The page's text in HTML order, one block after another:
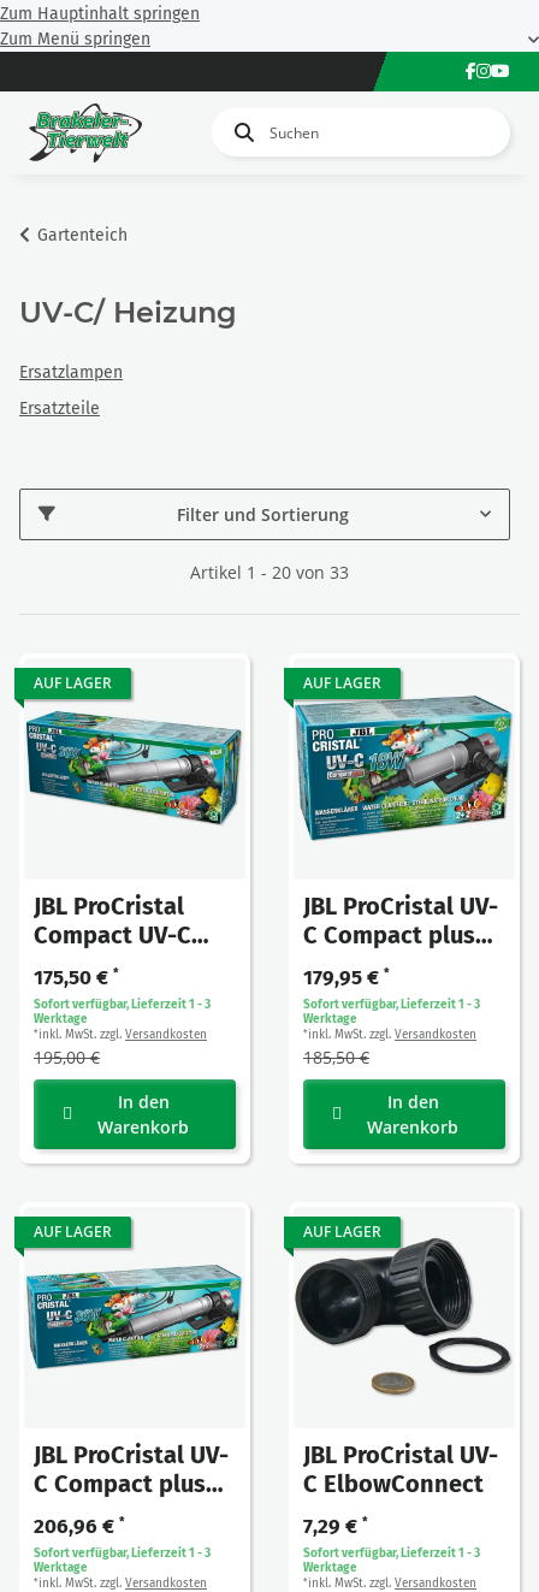
Zum Hauptinhalt springen
Zum Menü springen
Gartenteich
UV-C/ Heizung
Ersatzlampen
Ersatzteile
Filter und Sortierung
Artikel 1 - 20 von 33
AUF LAGER
JBL ProCristal
Compact UV-C
175,50 € *
Sofort verfügbar, Lieferzeit 1 - 3
Werktage
*inkl. MwSt. zzgl. Versandkosten
195,00 €
In den
Warenkorb
AUF LAGER
JBL ProCristal UV-
C Compact plus
179,95 € *
Sofort verfügbar, Lieferzeit 1 - 3
Werktage
*inkl. MwSt. zzgl. Versandkosten
185,50 €
In den
Warenkorb
AUF LAGER
JBL ProCristal UV-
C Compact plus
206,96 € *
Sofort verfügbar, Lieferzeit 1 - 3
Werktage
*inkl. MwSt. zzgl. Versandkosten
AUF LAGER
JBL ProCristal UV-
C ElbowConnect
7,29 € *
Sofort verfügbar, Lieferzeit 1 - 3
Werktage
*inkl. MwSt. zzgl. Versandkosten